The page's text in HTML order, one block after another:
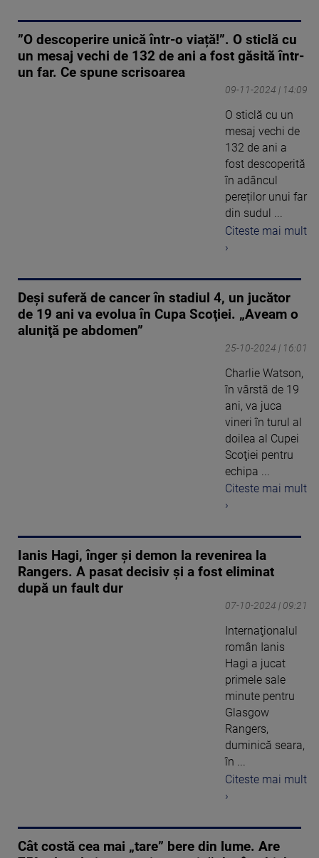
”O descoperire unică într-o viață!”. O sticlă cu
un mesaj vechi de 132 de ani a fost găsită într-
un far. Ce spune scrisoarea
09-11-2024 | 14:09
O sticlă cu un
mesaj vechi de
132 de ani a
fost descoperită
în adâncul
pereților unui far
din sudul ...
Citeste mai mult
›
Deşi suferă de cancer în stadiul 4, un jucător
de 19 ani va evolua în Cupa Scoţiei. „Aveam o
aluniţă pe abdomen”
25-10-2024 | 16:01
Charlie Watson,
în vârstă de 19
ani, va juca
vineri în turul al
doilea al Cupei
Scoţiei pentru
echipa ...
Citeste mai mult
›
Ianis Hagi, înger și demon la revenirea la
Rangers. A pasat decisiv și a fost eliminat
după un fault dur
07-10-2024 | 09:21
Internaţionalul
român Ianis
Hagi a jucat
primele sale
minute pentru
Glasgow
Rangers,
duminică seara,
în ...
Citeste mai mult
›
Cât costă cea mai „tare” bere din lume. Are